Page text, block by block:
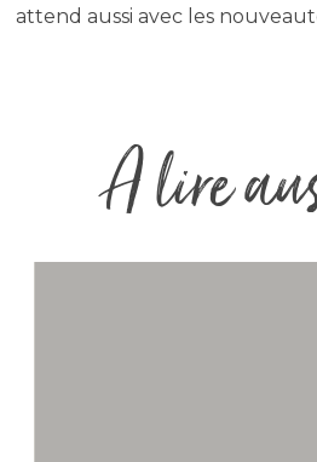
attend aussi avec les
A lire